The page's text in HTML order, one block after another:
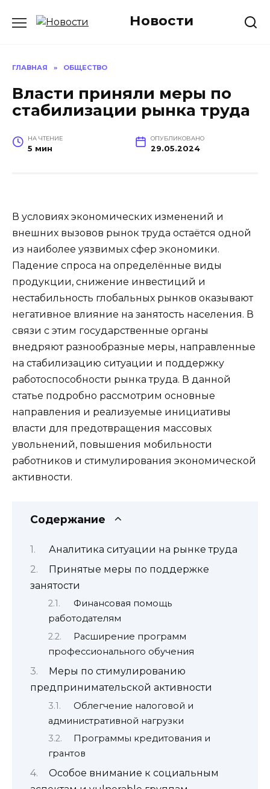
Новости
ГЛАВНАЯ » ОБЩЕСТВО
Власти приняли меры по
стабилизации рынка труда
НА ЧТЕНИЕ
5 мин
ОПУБЛИКОВАНО
29.05.2024
В условиях экономических изменений и
внешних вызовов рынок труда остаётся одной
из наиболее уязвимых сфер экономики.
Падение спроса на определённые виды
продукции, снижение инвестиций и
нестабильность глобальных рынков оказывают
негативное влияние на занятость населения. В
связи с этим государственные органы
внедряют разнообразные меры, направленные
на стабилизацию ситуации и поддержку
работоспособности рынка труда. В данной
статье подробно рассмотрим основные
направления и реализуемые инициативы
власти для предотвращения массовых
увольнений, повышения мобильности
работников и стимулирования экономической
активности.
Содержание
Аналитика ситуации на рынке труда
Принятые меры по поддержке
занятости
Финансовая помощь
работодателям
Расширение программ
профессионального обучения
Меры по стимулированию
предпринимательской активности
Облегчение налоговой и
административной нагрузки
Программы кредитования и
грантов
Особое внимание к социальным